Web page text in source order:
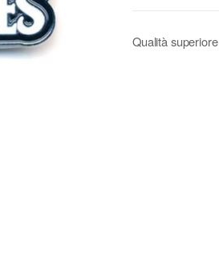
Qualità superiore